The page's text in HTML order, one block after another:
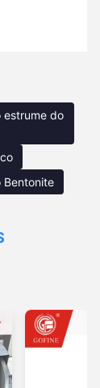
estrume do
Bentonite